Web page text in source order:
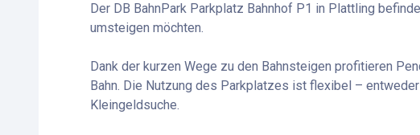
Der DB BahnPark Parkplatz Bahnhof P1 in Plattling
umsteigen möchten.
Dank der kurzen Wege zu den Bahnsteigen profitieren
Bahn. Die Nutzung des Parkplatzes ist flexibel –
Kleingeldsuche.